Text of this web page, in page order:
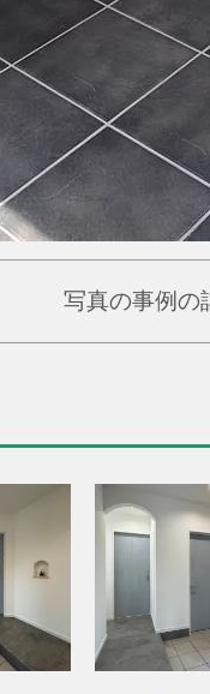
写真の事例の